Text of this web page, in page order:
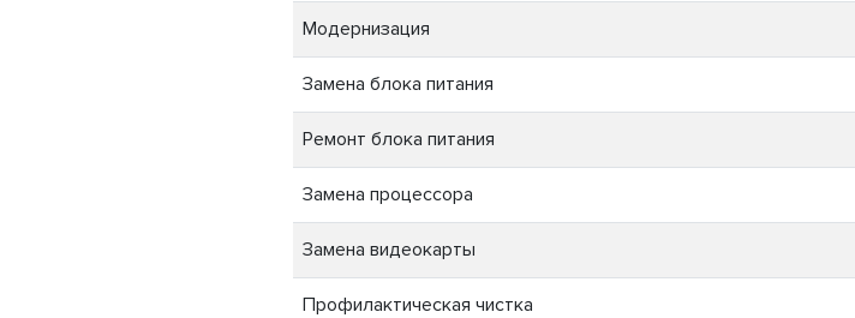
Модернизация
Замена блока питания
Ремонт блока питания
Замена процессора
Замена видеокарты
Профилактическая чистка